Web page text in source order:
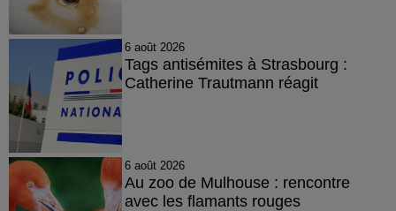
6 août 2026
Tags antisémites à Strasbourg :
Catherine Trautmann réagit
6 août 2026
Au zoo de Mulhouse : rencontre
avec les flamants rouges